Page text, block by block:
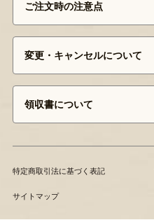
ご注文時の注意点
変更・キャンセルについて
領収書について
特定商取引法に基づく表記
サイトマップ